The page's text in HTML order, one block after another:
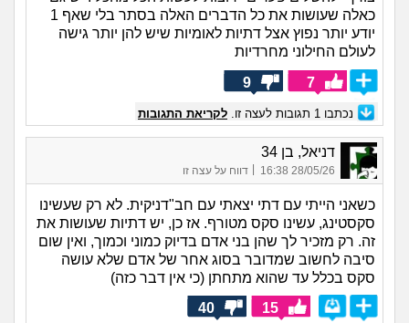
כאלה שעושות את כל הדברים האלה בסתר בלי שאף 1
יודע יותר נפוץ אצל דתיות לאומיות שיש להן יותר גישה
לעולם החילוני מחרדיות
7
9
נכתבו 1 תגובות לעצה זו. לקריאת התגובות
דניאל, בן 34
28/05/26 16:38
| דווח על עצה זו
כשאני הייתי עם דתי יצאתי עם חב"דניקית. לא רק שעשינו
סקסטינג, עשינו סקס מטורף. אז כן, יש דתיות שעושות את
זה. רק מזכיר לך שהן בני אדם בדיוק כמוני וכמוך, ואין שום
סיבה לחשוב שמדובר בסוג אחר של אדם שלא עושה
סקס בכלל עד שהוא מתחתן (כי אין דבר כזה)
15
40